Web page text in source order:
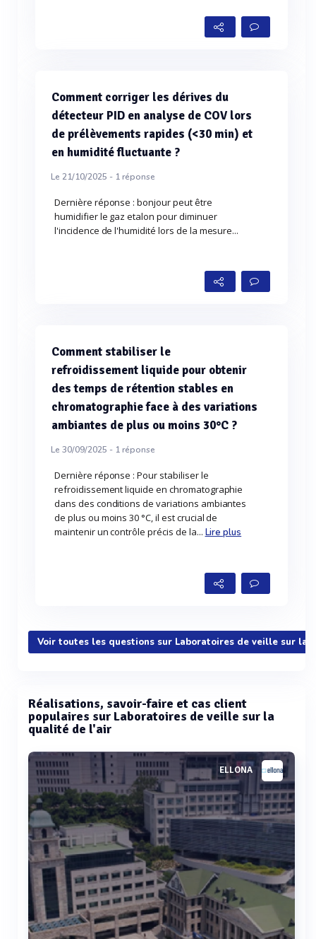
Comment corriger les dérives du
détecteur PID en analyse de COV lors
de prélèvements rapides (<30 min) et
en humidité fluctuante ?
Le 21/10/2025 - 1réponse
Dernière réponse : bonjour peut être
humidifier le gaz etalon pour diminuer
l'incidence de l'humidité lors de la mesure...
Comment stabiliser le
refroidissement liquide pour obtenir
des temps de rétention stables en
chromatographie face à des variations
ambiantes de plus ou moins 30°C ?
Le 30/09/2025 - 1réponse
Dernière réponse : Pour stabiliser le
refroidissement liquide en chromatographie
dans des conditions de variations ambiantes
de plus ou moins 30 °C, il est crucial de
maintenir un contrôle précis de la... Lire plus
Voir toutes les questions sur Laboratoires de veille sur la
Réalisations, savoir-faire et cas client
populaires sur Laboratoires de veille sur la
qualité de l'air
ELLONA